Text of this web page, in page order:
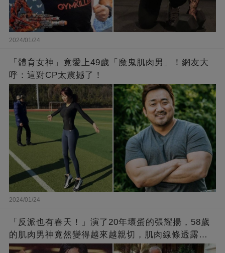
2024/01/24
「體育女神」竟愛上49歲「魔鬼肌肉男」！網友大
呼：這對CP太震撼了！
2024/01/24
「反派也有春天！」演了20年壞蛋的張耀揚，58歲
的肌肉男神竟然變得越來越親切，肌肉線條透露了
他的秘密！